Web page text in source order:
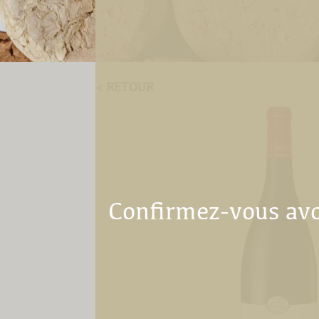
Confirmez-vous